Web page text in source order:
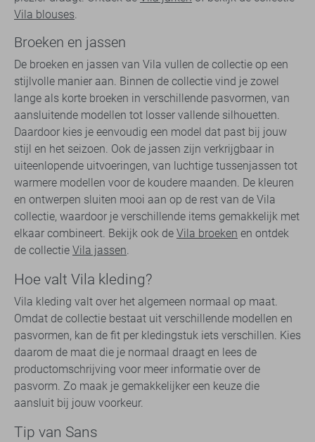
Vila blouses.
Broeken en jassen
De broeken en jassen van Vila vullen de collectie op een
stijlvolle manier aan. Binnen de collectie vind je zowel
lange als korte broeken in verschillende pasvormen, van
aansluitende modellen tot losser vallende silhouetten.
Daardoor kies je eenvoudig een model dat past bij jouw
stijl en het seizoen. Ook de jassen zijn verkrijgbaar in
uiteenlopende uitvoeringen, van luchtige tussenjassen tot
warmere modellen voor de koudere maanden. De kleuren
en ontwerpen sluiten mooi aan op de rest van de Vila
collectie, waardoor je verschillende items gemakkelijk met
elkaar combineert. Bekijk ook de Vila broeken en ontdek
de collectie Vila jassen.
Hoe valt Vila kleding?
Vila kleding valt over het algemeen normaal op maat.
Omdat de collectie bestaat uit verschillende modellen en
pasvormen, kan de fit per kledingstuk iets verschillen. Kies
daarom de maat die je normaal draagt en lees de
productomschrijving voor meer informatie over de
pasvorm. Zo maak je gemakkelijker een keuze die
aansluit bij jouw voorkeur.
Tip van Sans